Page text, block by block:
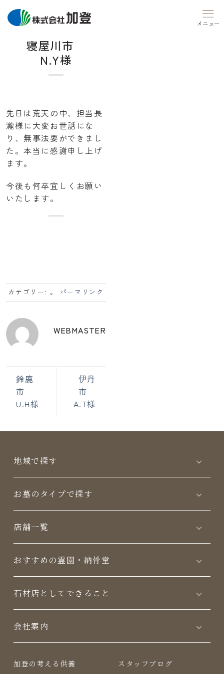
to
寝屋川市
N.Y様
先日は荒天の中、担当長
瀧様に大変お世話にな
り、無事法要ができまし
た。本当に感謝申し上げ
ます。
今後も何卒宜しくお願い
いたします。
カテゴリー: 。 パーマリンク
WEBMASTER
鈴鹿
市
U.H様
伊丹
市
A.T様
地域で探す
お墓のタイプで探す
店舗一覧
おすすめの霊園・納骨堂
⽯材店としてできること
会社案内
加登の考える供養 スタッフブログ